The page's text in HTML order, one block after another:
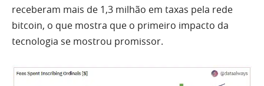
receberam mais de 1,3 milhão em taxas pela rede
bitcoin, o que mostra que o primeiro impacto da
tecnologia se mostrou promissor.